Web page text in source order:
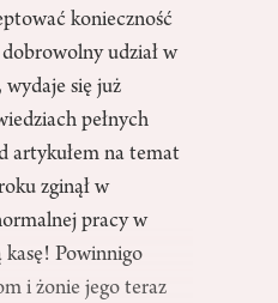
konieczność
udział w
się już
pełnych
artykułem na temat
zginął w
pracy w
kasę! Powinnigo
i żonie jego teraz